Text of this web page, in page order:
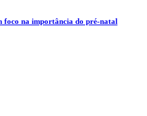
foco na importância do pré-natal